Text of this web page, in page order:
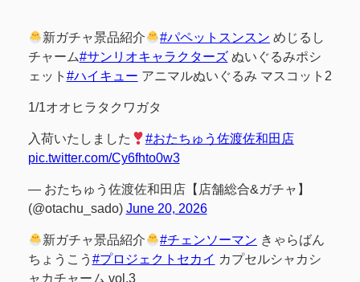
新ガチャ景品紹介 #パペットスンスン めじるし
チャーム#サンリオキャラクターズぬいぐるみポシ
ェット #ハイキュー アニマルぬいぐるみ マスコット2
1/1オオヒラタクワガタ
入荷いたしました
#おたちゅう佐渡佐和田店
pic.twitter.com/Cy6fhto0w3
— おたちゅう佐渡佐和田店【店舗総合&ガチャ】
(@otachu_sado) June 20, 2026
新ガチャ景品紹介 #チェンソーマン きゃらばん
ちょうこう #プロジェクトセカイ カプセルシャカシ
ャカチャーム vol.3